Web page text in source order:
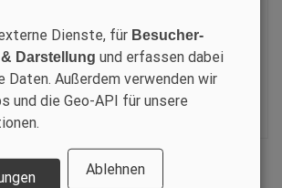
– 19 70 40
Dienste, für Besucher-
Darstellung und erfassen dabei
Außerdem verwenden wir
und die Geo-API für unsere
Ablehnen